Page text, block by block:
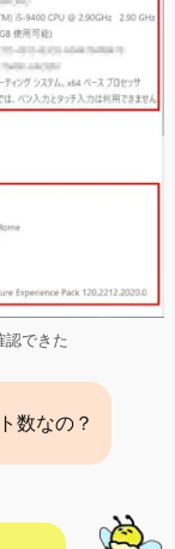
認できた
数なの？